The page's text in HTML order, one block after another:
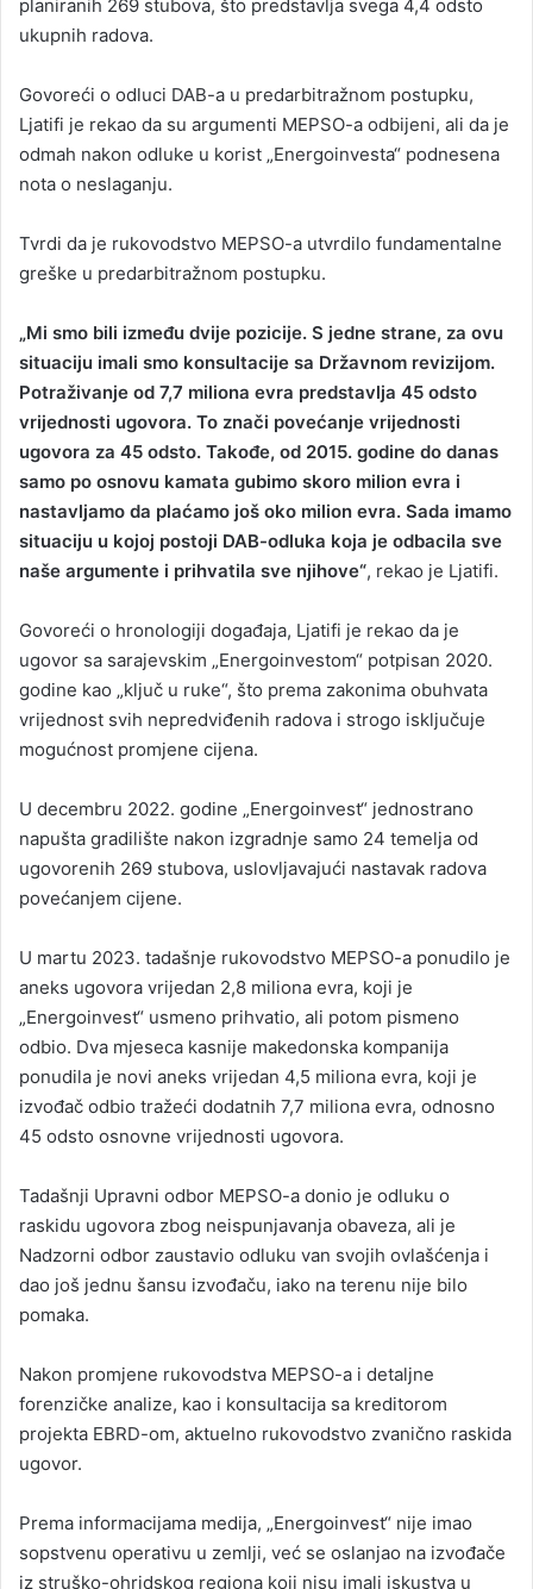
planiranih 269 stubova, što predstavlja svega 4,4 odsto
ukupnih radova.
Govoreći o odluci DAB-a u predarbitražnom postupku,
Ljatifi je rekao da su argumenti MEPSO-a odbijeni, ali da je
odmah nakon odluke u korist „Energoinvesta“ podnesena
nota o neslaganju.
Tvrdi da je rukovodstvo MEPSO-a utvrdilo fundamentalne
greške u predarbitražnom postupku.
„Mi smo bili između dvije pozicije. S jedne strane, za ovu
situaciju imali smo konsultacije sa Državnom revizijom.
Potraživanje od 7,7 miliona evra predstavlja 45 odsto
vrijednosti ugovora. To znači povećanje vrijednosti
ugovora za 45 odsto. Takođe, od 2015. godine do danas
samo po osnovu kamata gubimo skoro milion evra i
nastavljamo da plaćamo još oko milion evra. Sada imamo
situaciju u kojoj postoji DAB-odluka koja je odbacila sve
naše argumente i prihvatila sve njihove“, rekao je Ljatifi.
Govoreći o hronologiji događaja, Ljatifi je rekao da je
ugovor sa sarajevskim „Energoinvestom“ potpisan 2020.
godine kao „ključ u ruke“, što prema zakonima obuhvata
vrijednost svih nepredviđenih radova i strogo isključuje
mogućnost promjene cijena.
U decembru 2022. godine „Energoinvest“ jednostrano
napušta gradilište nakon izgradnje samo 24 temelja od
ugovorenih 269 stubova, uslovljavajući nastavak radova
povećanjem cijene.
U martu 2023. tadašnje rukovodstvo MEPSO-a ponudilo je
aneks ugovora vrijedan 2,8 miliona evra, koji je
„Energoinvest“ usmeno prihvatio, ali potom pismeno
odbio. Dva mjeseca kasnije makedonska kompanija
ponudila je novi aneks vrijedan 4,5 miliona evra, koji je
izvođač odbio tražeći dodatnih 7,7 miliona evra, odnosno
45 odsto osnovne vrijednosti ugovora.
Tadašnji Upravni odbor MEPSO-a donio je odluku o
raskidu ugovora zbog neispunjavanja obaveza, ali je
Nadzorni odbor zaustavio odluku van svojih ovlašćenja i
dao još jednu šansu izvođaču, iako na terenu nije bilo
pomaka.
Nakon promjene rukovodstva MEPSO-a i detaljne
forenzičke analize, kao i konsultacija sa kreditorom
projekta EBRD-om, aktuelno rukovodstvo zvanično raskida
ugovor.
Prema informacijama medija, „Energoinvest“ nije imao
sopstvenu operativu u zemlji, već se oslanjao na izvođače
iz struško-ohridskog regiona koji nisu imali iskustva u